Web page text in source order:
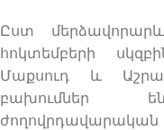
Ըստ
հոկտեմբերի
Մաքսուդ և
բախումներ